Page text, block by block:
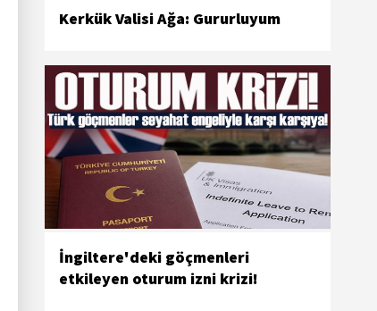
Kerkük Valisi Ağa: Gururluyum
İngiltere'deki göçmenleri
etkileyen oturum izni krizi!